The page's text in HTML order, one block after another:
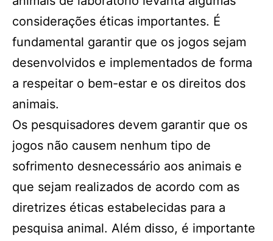
considerações éticas importantes. É
fundamental garantir que os jogos sejam
desenvolvidos e implementados de forma
a respeitar o bem-estar e os direitos dos
animais.
Os pesquisadores devem garantir que os
jogos não causem nenhum tipo de
sofrimento desnecessário aos animais e
que sejam realizados de acordo com as
diretrizes éticas estabelecidas para a
pesquisa animal. Além disso, é importante